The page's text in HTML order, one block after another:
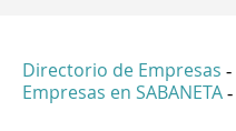
Directorio de Empresas -
Empresas en SABANETA -